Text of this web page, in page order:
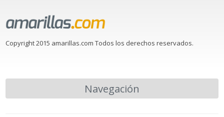
Copyright 2015 amarillas.com Todos los derechos reservados.
Navegación